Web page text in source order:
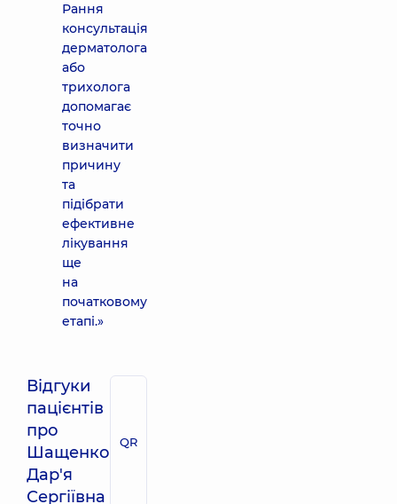
Рання
консультація
дерматолога
або
трихолога
допомагає
точно
визначити
причину
та
підібрати
ефективне
лікування
ще
на
початковому
етапі.»
Відгуки
пацієнтів
про
Шащенко
Дар'я
Сергіївна
QR